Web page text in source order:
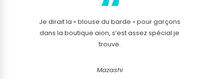
Je dirait la « blouse du barde » pour garçons
dans la boutique aion, s’est assez spécial je
trouve.
Mazashi